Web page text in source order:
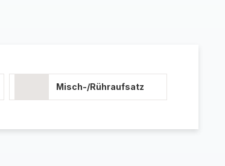
Misch-/Rühraufsatz